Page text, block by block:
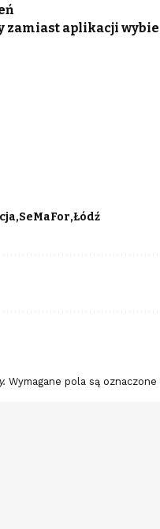
zamiast aplikacji
SeMaFor Łódź
Wymagane pola są oznaczone